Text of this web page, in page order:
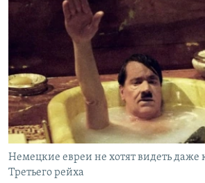
РАСПИСАНИЕ ВЕЩАНИЯ
ПОДПИШИТЕСЬ НА РАССЫЛКУ
СОЦИАЛЬНЫЕ СЕТИ
Все сайты РСЕ/РС
Немецкие евреи не хотят видеть даже
Третьего рейха